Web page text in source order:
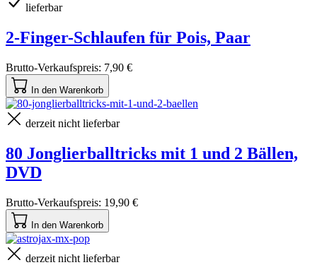
lieferbar
2-Finger-Schlaufen für Pois, Paar
Brutto-Verkaufspreis: 7,90 €
In den Warenkorb
derzeit nicht lieferbar
80 Jonglierballtricks mit 1 und 2 Bällen,
DVD
Brutto-Verkaufspreis: 19,90 €
In den Warenkorb
derzeit nicht lieferbar